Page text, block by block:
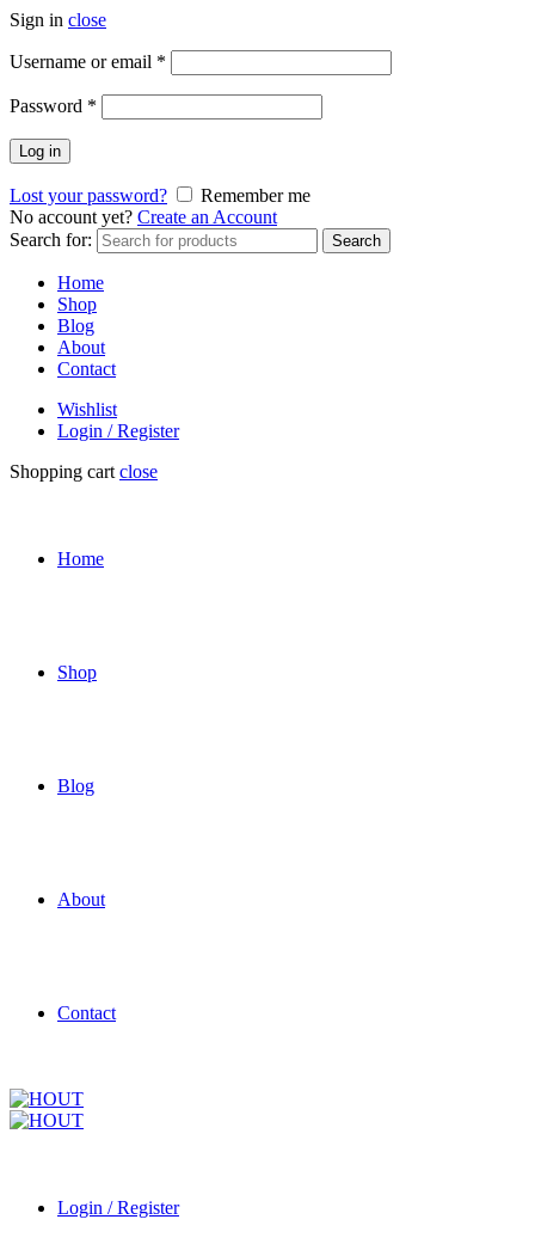
Sign in close
Username or email *
Password *
Log in
Lost your password?
Remember me
No account yet? Create an Account
Search for:
Search
Home
Shop
Blog
About
Contact
Wishlist
Login / Register
Shopping cart close
Home
Shop
Blog
About
Contact
Login / Register